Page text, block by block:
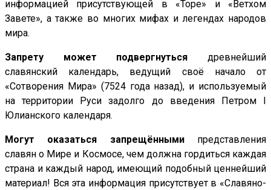
информацией присутствующей в «Торе» и «Ветхом
Завете», а также во многих мифах и легендах народов
мира.
Запрету может подвергнуться древнейший
славянский календарь, ведущий своё начало от
«Сотворения Мира» (7524 года назад), и используемый
на территории Руси задолго до введения Петром I
Юлианского календаря.
Могут оказаться запрещённымипредставления
славян о Мире и Космосе, чем должна гордиться каждая
страна и каждый народ, имеющий подобный ценнейший
материал! Вся эта информация присутствует в «Славяно-